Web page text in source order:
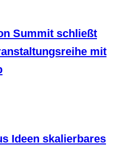
Summit schließt
mit
Ideen skalierbares